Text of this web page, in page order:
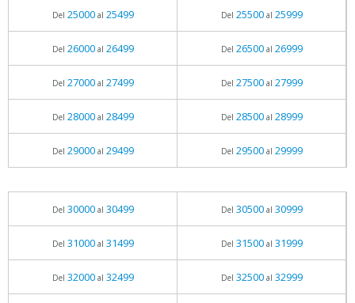
Del 25000al 25499 Del 25500al 25999
Del 26000al 26499 Del 26500al 26999
Del 27000al 27499 Del 27500al 27999
Del 28000al 28499 Del 28500al 28999
Del 29000al 29499 Del 29500al 29999
Del 30000al 30499 Del 30500al 30999
Del 31000al 31499 Del 31500al 31999
Del 32000al 32499 Del 32500al 32999